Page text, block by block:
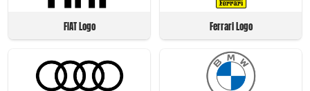
FIAT Logo Ferrari Logo